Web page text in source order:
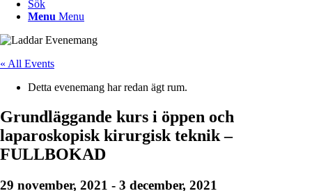
Sök
Menu Menu
« All Events
Detta evenemang har redan ägt rum.
Grundläggande kurs i öppen och
laparoskopisk kirurgisk teknik –
FULLBOKAD
29 november, 2021 - 3 december, 2021